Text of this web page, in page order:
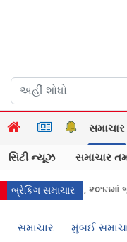
સમાચાર
સિટી ન્યૂઝ સમાચાર
બ્રેકિંગ સમાચાર
દોષિત, ૨૦૧૩માં જુનિયર
સમાચાર મુંબઈ